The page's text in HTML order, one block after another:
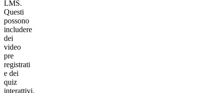
LMS.
Questi
possono
includere
dei
video
pre
registrati
e dei
quiz
interattivi.